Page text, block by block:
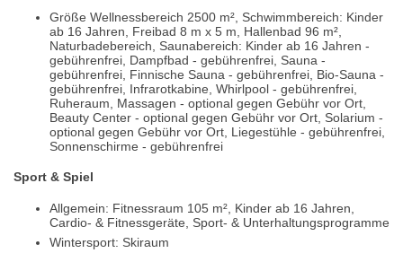
Größe Wellnessbereich 2500 m², Schwimmbereich: Kinder
ab 16 Jahren, Freibad 8 m x 5 m, Hallenbad 96 m²,
Naturbadebereich, Saunabereich: Kinder ab 16 Jahren -
gebührenfrei, Dampfbad - gebührenfrei, Sauna -
gebührenfrei, Finnische Sauna - gebührenfrei, Bio-Sauna -
gebührenfrei, Infrarotkabine, Whirlpool - gebührenfrei,
Ruheraum, Massagen - optional gegen Gebühr vor Ort,
Beauty Center - optional gegen Gebühr vor Ort, Solarium -
optional gegen Gebühr vor Ort, Liegestühle - gebührenfrei,
Sonnenschirme - gebührenfrei
Sport & Spiel
Allgemein: Fitnessraum 105 m², Kinder ab 16 Jahren,
Cardio- & Fitnessgeräte, Sport- & Unterhaltungsprogramme
Wintersport: Skiraum